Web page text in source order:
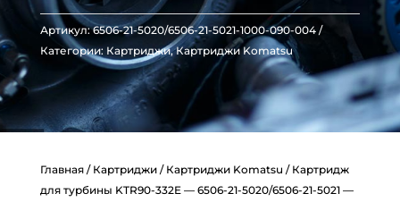
Артикул:6506-21-5020/6506-21-5021-1000-090-004
Категории: Картриджи,Картриджи Komatsu
Главная/ Картриджи/ Картриджи Komatsu / Картридж
для турбины KTR90-332E — 6506-21-5020/6506-21-5021 —